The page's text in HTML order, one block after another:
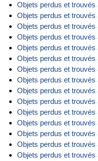
Objets perdus et trouvés
Objets perdus et trouvés
Objets perdus et trouvés
Objets perdus et trouvés
Objets perdus et trouvés
Objets perdus et trouvés
Objets perdus et trouvés
Objets perdus et trouvés
Objets perdus et trouvés
Objets perdus et
Objets perdus et trouvés
Objets perdus et trouvés
Objets perdus et trouvés
Objets perdus et trouvés
Objets perdus et trouvés